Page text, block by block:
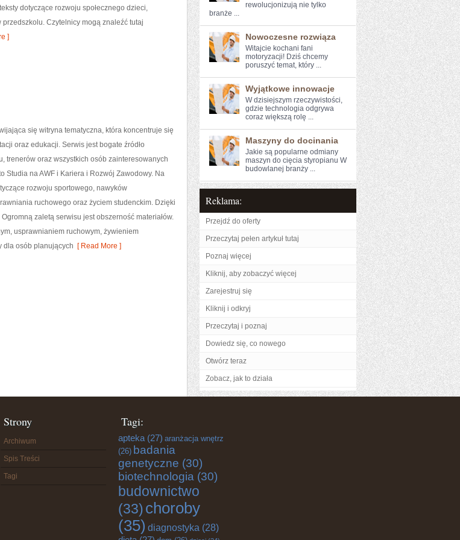
dotyczące rozwoju społecznego dzieci,
Czytelnicy mogą znaleźć tutaj
]
się witryna tematyczna, która koncentruje się
oraz edukacji. Serwis jest bogate źródło
trenerów oraz wszystkich osób zainteresowanych
Studia na AWF i Kariera i Rozwój Zawodowy. Na
rozwoju sportowego, nawyków
ruchowego oraz życiem studenckim. Dzięki
zaletą serwisu jest obszerność materiałów.
usprawnianiem ruchowym, żywieniem
dla osób planujących [ Read More ]
rewolucjonizują ⁢nie tylko‍
branże‌ ...
Nowoczesne rozwiąza
Witajcie kochani fani ​
motoryzacji! ⁢Dziś chcemy
poruszyć temat, który ...
Wyjątkowe innowacje
W dzisiejszym rzeczywistości,⁤
gdzie⁣ technologia odgrywa
coraz większą rolę ...
Maszyny do docinania
Jakie są popularne odmiany
maszyn do cięcia styropianu W
budowlanej branży ...
Reklama:
Przejdź do oferty
Przeczytaj pełen artykuł tutaj
Poznaj więcej
Kliknij, aby zobaczyć więcej
Zarejestruj się
Kliknij i odkryj
Przeczytaj i poznaj
Dowiedz się, co nowego
Otwórz teraz
Zobacz, jak to działa
Strony
Archiwum
Spis Treści
Tagi
Tagi:
apteka (27) aranżacja wnętrz
(26) badania
genetyczne (30)
biotechnologia (30)
budownictwo
(33)choroby
(35) diagnostyka (28)